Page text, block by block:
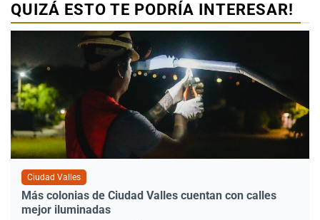
QUIZÁ ESTO TE PODRÍA INTERESAR!
Ciudad Valles
Más colonias de Ciudad Valles cuentan con calles
mejor iluminadas